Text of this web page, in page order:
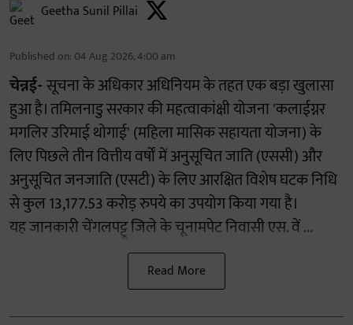
Geetha Sunil Pillai
Published on: 04 Aug 2026, 4:00 am
चेन्नई-सूचना के अधिकार अधिनियम के तहत एक बड़ा खुलासा
हुआ है। तमिलनाडु सरकार की महत्वाकांक्षी योजना 'कलाईग्नर
मगलिर उरिमाई थोगाई' (महिला मासिक सहायता योजना) के
लिए पिछले तीन वित्तीय वर्षों में अनुसूचित जाति (एससी) और
अनुसूचित जनजाति (एसटी) के लिए आरक्षित विशेष घटक निधि
से कुल 13,177.53 करोड़ रुपये का उपयोग किया गया है।
यह जानकारी चेंगलपट्टू जिले के चूनामपेट निवासी एस. वें ...
Read More